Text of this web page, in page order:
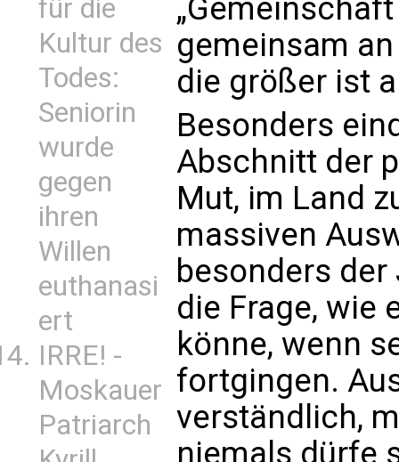
für die
Kultur des
Todes:
Seniorin
wurde
gegen
ihren
Willen
euthanasi
ert
IRRE! -
Moskauer
Patriarch
gemeinsam
die größer ist
Besonders
Abschnitt der
Mut, im Land
massiven
besonders
die Frage, wie
könne, wenn
fortgingen.
verständlich,
niemals dürfe